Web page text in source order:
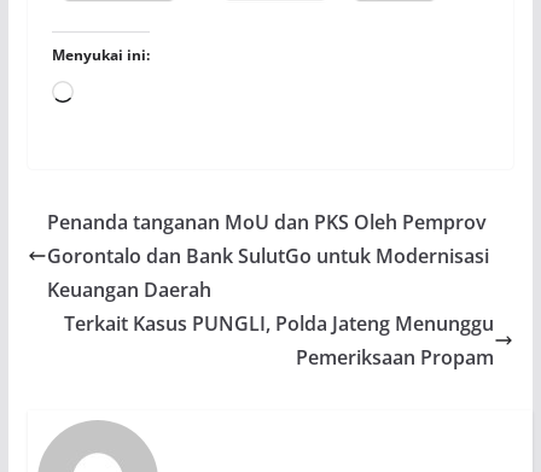
Menyukai ini:
Memuat...
Penanda tanganan MoU dan PKS Oleh Pemprov
Gorontalo dan Bank SulutGo untuk Modernisasi
Keuangan Daerah
Terkait Kasus PUNGLI, Polda Jateng Menunggu
Pemeriksaan Propam